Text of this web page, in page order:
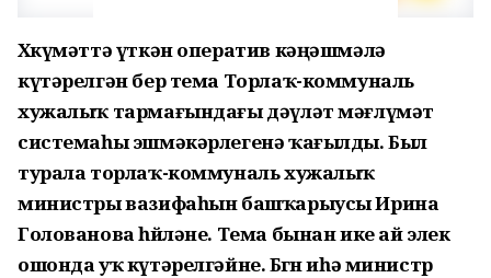
Хөкүмәттә үткән оператив кәңәшмәлә
күтәрелгән бер тема Торлаҡ-коммуналь
хужалыҡ тармағындағы дәүләт мәғлүмәт
системаһы эшмәкәрлегенә ҡағылды. Был
турала торлаҡ-коммуналь хужалыҡ
министры вазифаһын башҡарыусы Ирина
Голованова һөйләне. Тема бынан ике ай элек
ошонда уҡ күтәрелгәйне. Бөгөн иһә министр